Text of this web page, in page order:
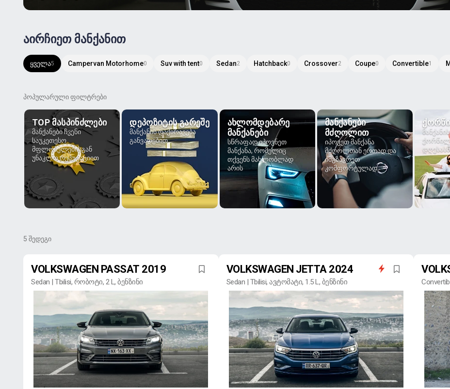
აირჩიეთ მანქანით
ყველა5 Campervan Motorhome0 Suv with tent0 Sedan2 Hatchback0 Crossover2 Coupe0 Convertible1
პოპულარული ფილტრები
TOP ᲛᲐᲡᲞᲘᲜᲫᲚᲔᲑᲘ
მანქანები ჩვენი
საუკეთესო
მფლობელებისგან
უნაკლო რეპუტაციით
ᲓᲔᲞᲝᲖᲘᲢᲘᲡ ᲒᲐᲠᲔᲨᲔ
მანქანის დაქირავება
განვადებით
ᲐᲮᲚᲝᲛᲓᲔᲑᲐᲠᲔ
ᲛᲐᲜᲥᲐᲜᲔᲑᲘ
სწრაფად იპოვნეთ
მანქანა, რომელიც
თქვენს მახლობლად
არის
ᲛᲐᲜᲥᲐᲜᲔᲑᲘ
ᲛᲫᲦᲝᲚᲘᲗ
იპოვეთ მანქანა
მძღოლთან ერთად და
იმგზავრეთ
კომფორტულად
5 შედეგი
VOLKSWAGEN PASSAT 2019
Sedan | Tbilisi, რობოტი, 2 L, ბენზინი
VOLKSWAGEN JETTA 2024
Sedan | Tbilisi, ავტომატი, 1.5 L, ბენზინი